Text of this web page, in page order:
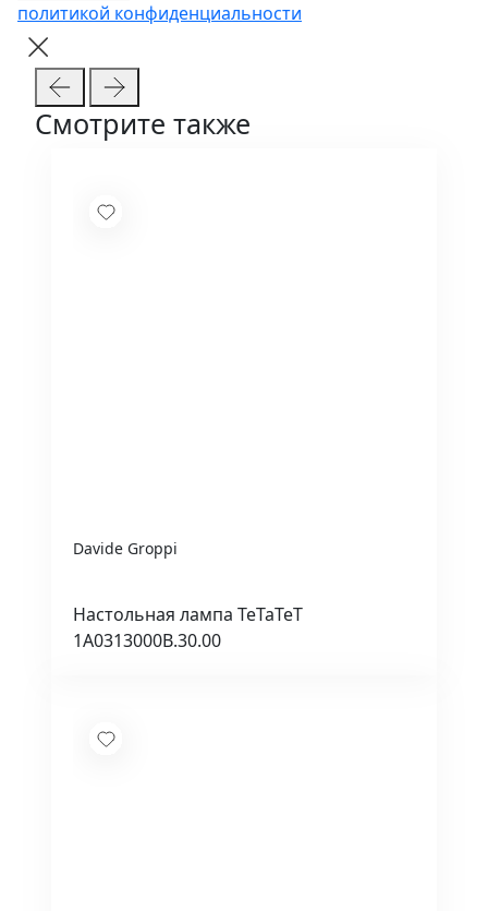
политикой конфиденциальности
Смотрите также
Davide Groppi
Настольная лампа TeTaTeT
1A0313000B.30.00